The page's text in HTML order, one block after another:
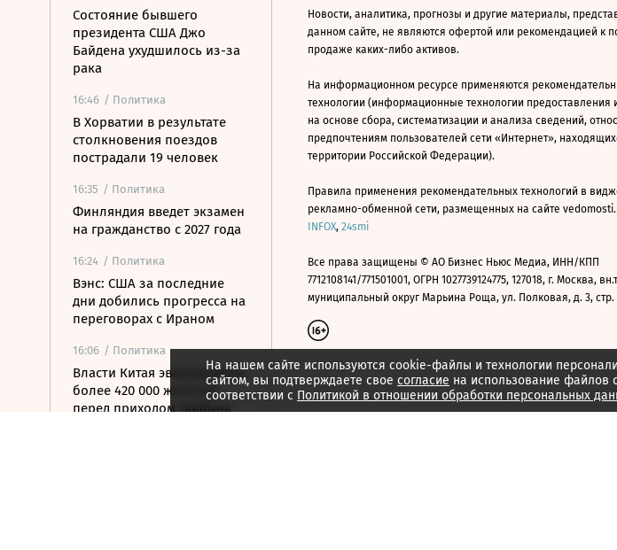
Состояние бывшего
президента США Джо
Байдена ухудшилось из-за
рака
16:46 / Политика
В Хорватии в результате
столкновения поездов
пострадали 19 человек
16:35 / Политика
Финляндия введет экзамен
на гражданство с 2027 года
16:24 / Политика
Вэнс: США за последние
дни добились прогресса на
переговорах с Ираном
16:06 / Политика
Власти Китая эвакуировали
более 420 000 жителей
перед приходом тайфуна
На нашем сайте используются cookie-файлы и технологии
сайтом, вы подтверждаете свое согласие на использование файлов
соответствии с Политикой в отношении обработки персональных
Новости, аналитика, прогнозы и другие материалы,
данном сайте, не являются офертой или рекомендацией к
продаже каких-либо активов.
На информационном ресурсе применяются
технологии (информационные технологии
на основе сбора, систематизации и анализа сведений,
предпочтениям пользователей сети «Интернет»,
территории Российской Федерации).
Правила применения рекомендательных технологий в
рекламно-обменной сети, размещенных на сайте
INFOX, 24smi
Все права защищены © АО Бизнес Ньюс Медиа, ИНН/КПП
7712108141/771501001, ОГРН 1027739124775, 127018, г. Москва,
муниципальный округ Марьина Роща, ул. Полковая, д. 3, стр.